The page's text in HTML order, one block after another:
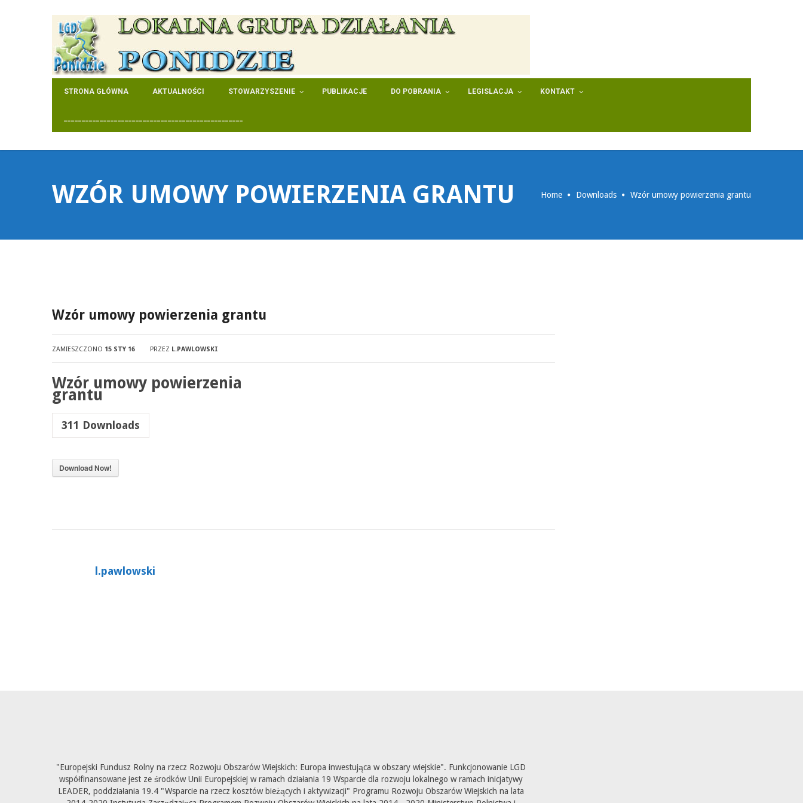
STRONA GŁÓWNA AKTUALNOŚCI STOWARZYSZENIE PUBLIKACJE DO POBRANIA LEGISLACJA KONTAKT
__________________________________________________
WZÓR UMOWY POWIERZENIA GRANTU Home Downloads Wzór umowy powierzenia grantu
Wzór umowy powierzenia grantu
ZAMIESZCZONO 15 STY 16 PRZEZ L.PAWLOWSKI
Wzór umowy powierzenia
grantu
311 Downloads
Download Now!
l.pawlowski
"Europejski Fundusz Rolny na rzecz Rozwoju Obszarów Wiejskich: Europa inwestująca w obszary wiejskie". Funkcjonowanie LGD
współfinansowane jest ze środków Unii Europejskiej w ramach działania 19 Wsparcie dla rozwoju lokalnego w ramach inicjatywy
LEADER, poddziałania 19.4 "Wsparcie na rzecz kosztów bieżących i aktywizacji" Programu Rozwoju Obszarów Wiejskich na lata